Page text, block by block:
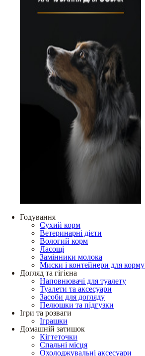
Годування
Сухий корм
Ветеринарні дієти
Вологий корм
Ласощі
Замінники молока
Миски і контейнери для корму
Догляд та гігієна
Наповнювачі для туалету
Туалети та аксесуари
Засоби для догляду
Пелюшки та підгузки
Ігри та розваги
Іграшки
Домашній затишок
Кігтеточки
Спальні місця
Охолоджувальні аксесуари